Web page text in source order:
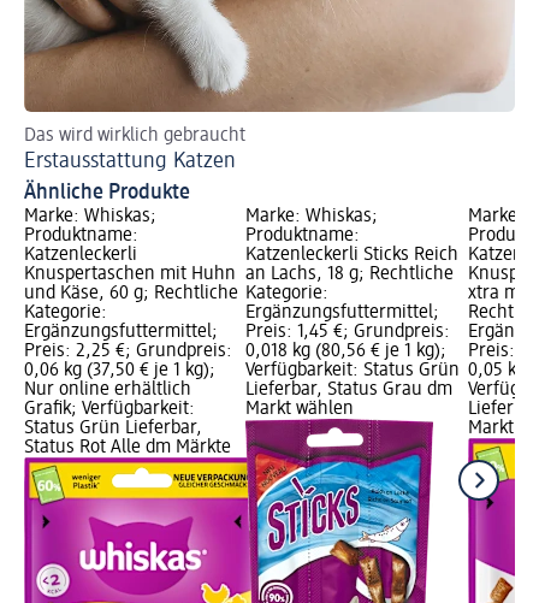
Das wird wirklich gebraucht
Erstausstattung Katzen
Ähnliche Produkte
Marke: Whiskas;
Produktname:
Katzenleckerli
Knuspertaschen mit Huhn
und Käse, 60 g; Rechtliche
Kategorie:
Ergänzungsfuttermittel;
Preis: 2,25 €; Grundpreis:
0,06 kg (37,50 € je 1 kg);
Nur online erhältlich
Grafik; Verfügbarkeit:
Status Grün Lieferbar,
Status Rot Alle dm Märkte
Marke: Whiskas;
Produktname:
Katzenleckerli Sticks Reich
an Lachs, 18 g; Rechtliche
Kategorie:
Ergänzungsfuttermittel;
Preis: 1,45 €; Grundpreis:
0,018 kg (80,56 € je 1 kg);
Verfügbarkeit: Status Grün
Lieferbar, Status Grau dm
Markt wählen
Marke:
xtra mit
Preis:
0,05 kg
Markt